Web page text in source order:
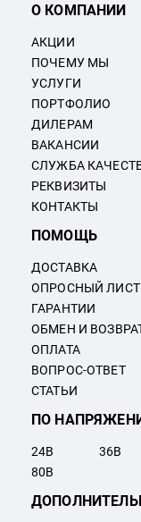
О КОМПАНИИ
АКЦИИ
ПОЧЕМУ МЫ
УСЛУГИ
ПОРТФОЛИО
ДИЛЕРАМ
ВАКАНСИИ
СЛУЖБА
РЕКВИЗИТЫ
КОНТАКТЫ
ПОМОЩЬ
ДОСТАВКА
ОПРОСНЫЙ ЛИСТ
ГАРАНТИИ
ОБМЕН И
ОПЛАТА
ВОПРОС-ОТВЕТ
СТАТЬИ
ПО
24В 36В
80В